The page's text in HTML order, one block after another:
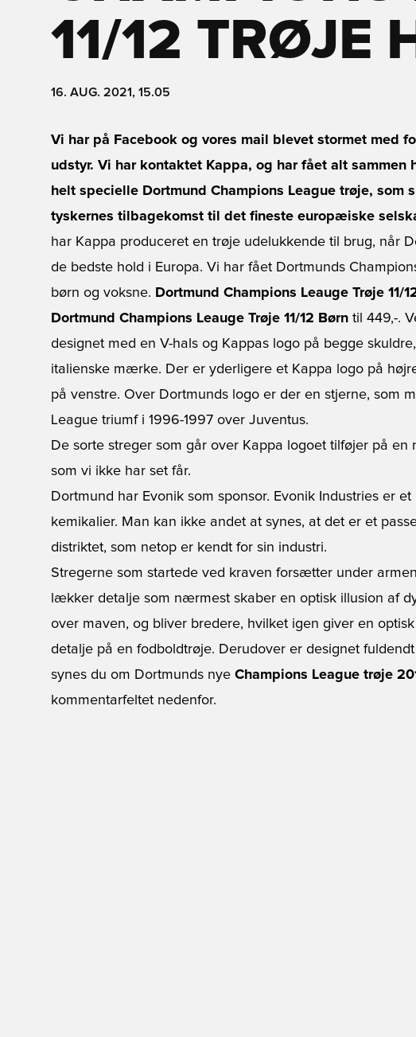
11/12 TRØJE
16. AUG. 2021, 15.05
Vi har på Facebook og vores mail blevet stormet med
udstyr. Vi har kontaktet Kappa, og har fået alt sammen
helt specielle Dortmund Champions League trøje, som
tyskernes tilbagekomst til det fineste europæiske
har Kappa produceret en trøje udelukkende til brug, når
de bedste hold i Europa. Vi har fået Dortmunds
børn og voksne. Dortmund Champions Leauge Trøje 11/
Dortmund Champions Leauge Trøje 11/12 Børn til 449,-.
designet med en V-hals og Kappas logo på begge
italienske mærke. Der er yderligere et Kappa logo på
på venstre. Over Dortmunds logo er der en stjerne, som
League triumf i 1996-1997 over Juventus.
De sorte streger som går over Kappa logoet tilføjer på en
som vi ikke har set får.
Dortmund har Evonik som sponsor. Evonik Industries er
kemikalier. Man kan ikke andet at synes, at det er et
distriktet, som netop er kendt for sin industri.
Stregerne som startede ved kraven forsætter under
lækker detalje som nærmest skaber en optisk illusion af
over maven, og bliver bredere, hvilket igen giver en
detalje på en fodboldtrøje. Derudover er designet
synes du om Dortmunds nye Champions League trøje
kommentarfeltet nedenfor.